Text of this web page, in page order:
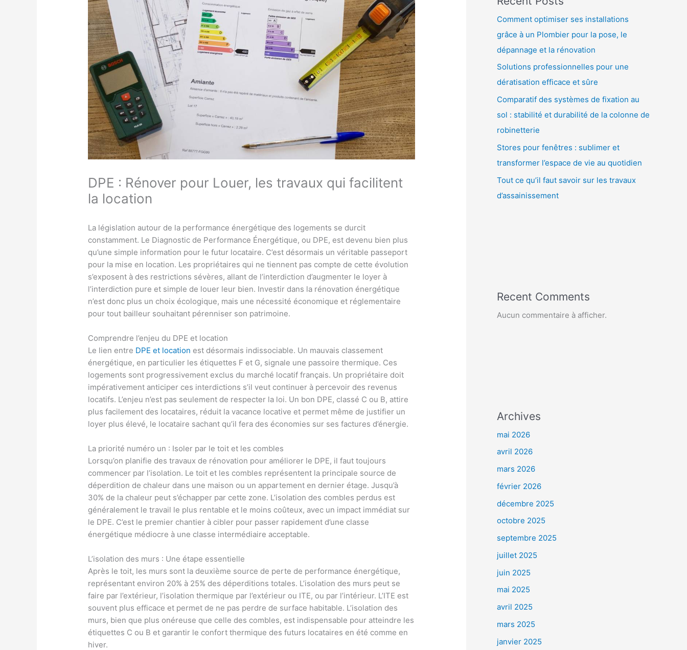
DPE : Rénover pour Louer, les travaux qui facilitent
la location
La législation autour de la performance énergétique des logements se durcit
constamment. Le Diagnostic de Performance Énergétique, ou DPE, est devenu bien plus
qu’une simple information pour le futur locataire. C’est désormais un véritable passeport
pour la mise en location. Les propriétaires qui ne tiennent pas compte de cette évolution
s’exposent à des restrictions sévères, allant de l’interdiction d’augmenter le loyer à
l’interdiction pure et simple de louer leur bien. Investir dans la rénovation énergétique
n’est donc plus un choix écologique, mais une nécessité économique et réglementaire
pour tout bailleur souhaitant pérenniser son patrimoine.
Comprendre l’enjeu du DPE et location
Le lien entre DPE et location est désormais indissociable. Un mauvais classement
énergétique, en particulier les étiquettes F et G, signale une passoire thermique. Ces
logements sont progressivement exclus du marché locatif français. Un propriétaire doit
impérativement anticiper ces interdictions s’il veut continuer à percevoir des revenus
locatifs. L’enjeu n’est pas seulement de respecter la loi. Un bon DPE, classé C ou B, attire
plus facilement des locataires, réduit la vacance locative et permet même de justifier un
loyer plus élevé, le locataire sachant qu’il fera des économies sur ses factures d’énergie.
La priorité numéro un : Isoler par le toit et les combles
Lorsqu’on planifie des travaux de rénovation pour améliorer le DPE, il faut toujours
commencer par l’isolation. Le toit et les combles représentent la principale source de
déperdition de chaleur dans une maison ou un appartement en dernier étage. Jusqu’à
30% de la chaleur peut s’échapper par cette zone. L’isolation des combles perdus est
généralement le travail le plus rentable et le moins coûteux, avec un impact immédiat sur
le DPE. C’est le premier chantier à cibler pour passer rapidement d’une classe
énergétique médiocre à une classe intermédiaire acceptable.
L’isolation des murs : Une étape essentielle
Après le toit, les murs sont la deuxième source de perte de performance énergétique,
représentant environ 20% à 25% des déperditions totales. L’isolation des murs peut se
faire par l’extérieur, l’isolation thermique par l’extérieur ou ITE, ou par l’intérieur. L’ITE est
souvent plus efficace et permet de ne pas perdre de surface habitable. L’isolation des
murs, bien que plus onéreuse que celle des combles, est indispensable pour atteindre les
étiquettes C ou B et garantir le confort thermique des futurs locataires en été comme en
hiver.
Comment optimiser ses installations
grâce à un Plombier pour la pose, le
dépannage et la rénovation
Solutions professionnelles pour une
dératisation efficace et sûre
Comparatif des systèmes de fixation au
sol : stabilité et durabilité de la colonne de
robinetterie
Stores pour fenêtres : sublimer et
transformer l’espace de vie au quotidien
Tout ce qu’il faut savoir sur les travaux
d’assainissement
Recent Comments
Aucun commentaire à afficher.
Archives
mai 2026
avril 2026
mars 2026
février 2026
décembre 2025
octobre 2025
septembre 2025
juillet 2025
juin 2025
mai 2025
avril 2025
mars 2025
janvier 2025